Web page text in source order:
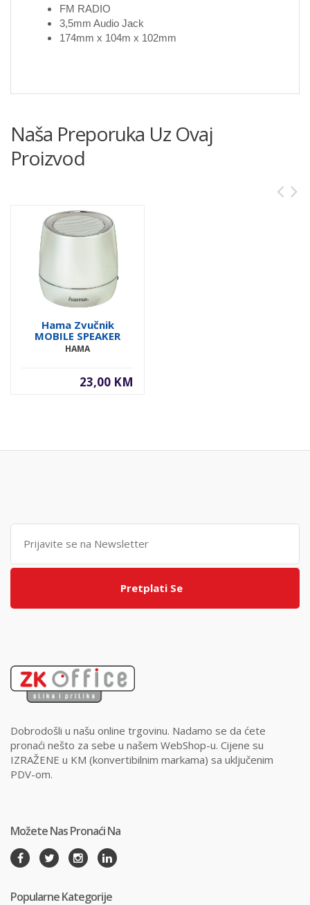
FM RADIO
3,5mm Audio Jack
174mm x 104m x 102mm
Naša Preporuka Uz Ovaj
Proizvod
Hama Zvučnik
MOBILE SPEAKER
HAMA
23,00 KM
Pretplati Se
Dobrodošli u našu online trgovinu. Nadamo se da ćete
pronaći nešto za sebe u našem WebShop-u. Cijene su
IZRAŽENE u KM (konvertibilnim markama) sa uključenim
PDV-om.
Možete Nas Pronaći Na
Popularne Kategorije